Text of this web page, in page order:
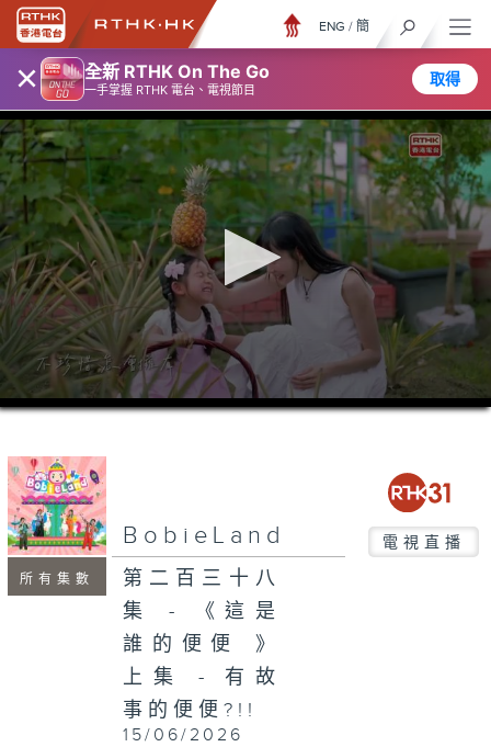
× 全新 RTHK On The Go
一手掌握 RTHK 電台、電視節目
取得
ENG / 簡
0
seconds
minutes,
6
seconds
所有集數
BobieLand 電視直播
第二百三十八
集 - 《這是
誰的便便 》
上集 - 有故
事的便便?!!
15/06/2026